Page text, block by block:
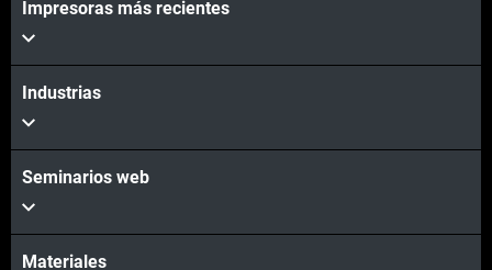
Impresoras más recientes
Industrias
Seminarios web
Materiales